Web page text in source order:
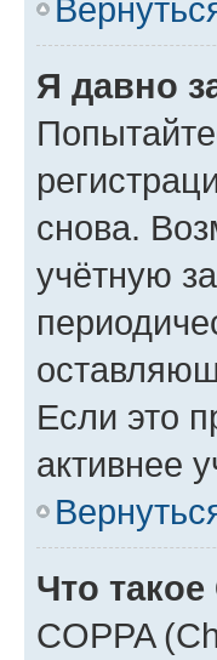
Я давно
снова.
учётную
Если это
активнее
Что такое
COPPA